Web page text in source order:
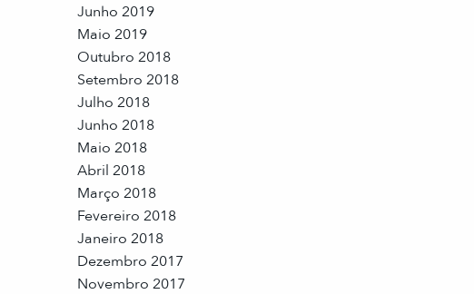
Junho 2019
Maio 2019
Outubro 2018
Setembro 2018
Julho 2018
Junho 2018
Maio 2018
Abril 2018
Março 2018
Fevereiro 2018
Janeiro 2018
Dezembro 2017
Novembro 2017